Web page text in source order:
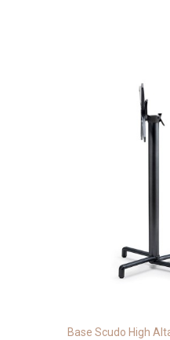
Base Scudo High